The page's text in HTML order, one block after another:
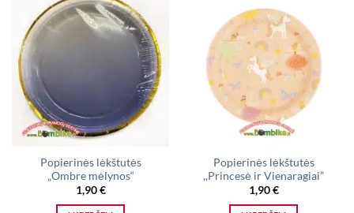
Popierinės lėkštutės
„Ombre mėlynos“
1,90€
Popierinės lėkštutės
,,Princesė ir Vienaragiai”
1,90€